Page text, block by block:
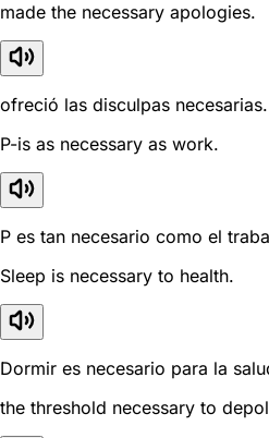
made the necessary apologies.
ofreció las disculpas necesarias.
P-is as necessary as work.
P es tan necesario como el
Sleep is necessary to health.
Dormir es necesario para la
the threshold necessary to